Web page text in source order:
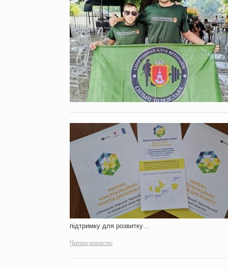
підтримку для розвитку…
Читати повністю